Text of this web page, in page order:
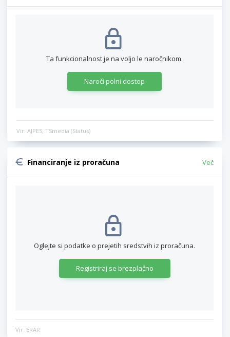
Ta funkcionalnost je na voljo le naročnikom.
Naroči polni dostop
Vir: AJPES, TSmedia (Status)
Financiranje iz proračuna Več
Oglejte si podatke o prejetih sredstvih iz proračuna.
Registriraj se brezplačno
Vir: ERAR